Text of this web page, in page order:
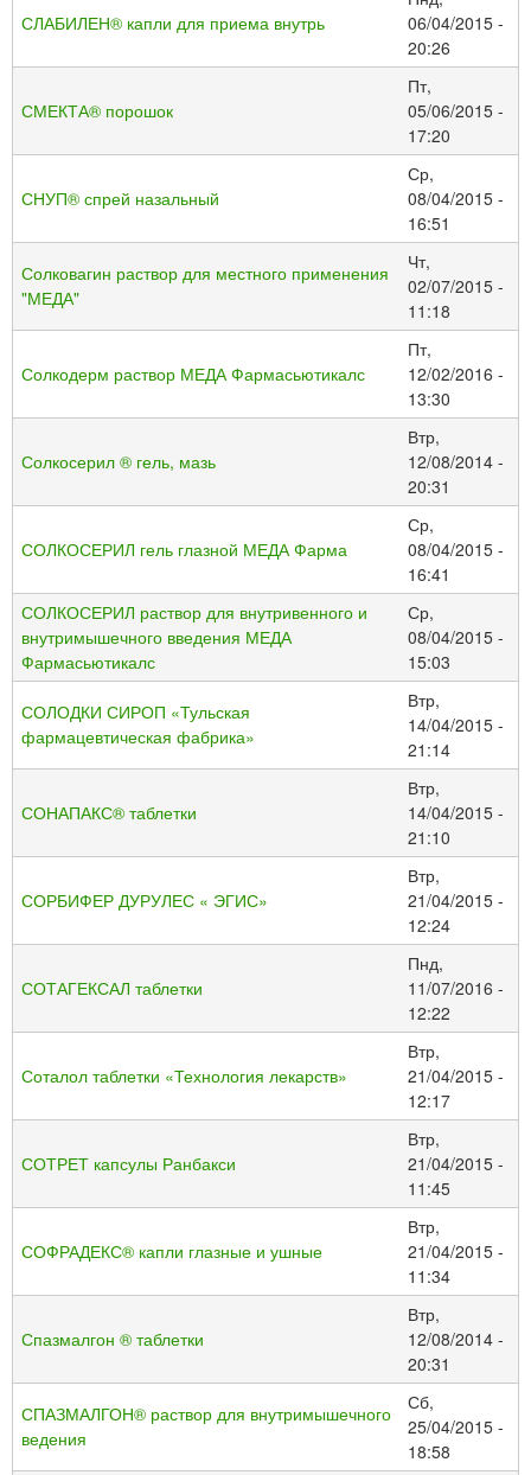
СЛАБИЛЕН® капли для приема внутрь
06/04/2015 -
20:26
СМЕКТА® порошок
Пт,
05/06/2015 -
17:20
СНУП® спрей назальный
Ср,
08/04/2015 -
16:51
Солковагин раствор для местного применения
"МЕДА"
Чт,
02/07/2015 -
11:18
Солкодерм раствор МЕДА Фармасьютикалс
Пт,
12/02/2016 -
13:30
Солкосерил ® гель, мазь
Втр,
12/08/2014 -
20:31
СОЛКОСЕРИЛ гель глазной МЕДА Фарма
Ср,
08/04/2015 -
16:41
СОЛКОСЕРИЛ раствор для внутривенного и
внутримышечного введения МЕДА
Фармасьютикалс
Ср,
08/04/2015 -
15:03
СОЛОДКИ СИРОП «Тульская
фармацевтическая фабрика»
Втр,
14/04/2015 -
21:14
СОНАПАКС® таблетки
Втр,
14/04/2015 -
21:10
СОРБИФЕР ДУРУЛЕС « ЭГИС»
Втр,
21/04/2015 -
12:24
СОТАГЕКСАЛ таблетки
Пнд,
11/07/2016 -
12:22
Соталол таблетки «Технология лекарств»
Втр,
21/04/2015 -
12:17
СОТРЕТ капсулы Ранбакси
Втр,
21/04/2015 -
11:45
СОФРАДЕКС® капли глазные и ушные
Втр,
21/04/2015 -
11:34
Спазмалгон ® таблетки
Втр,
12/08/2014 -
20:31
СПАЗМАЛГОН® раствор для внутримышечного
ведения
Сб,
25/04/2015 -
18:58